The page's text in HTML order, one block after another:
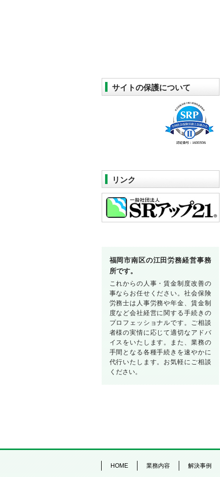
サイトの保護について
リンク
福岡市南区の江田労務経営事務
所です。
これからの人事・賃金制度改善の
事ならお任せください。社会保険
労務士は人事労務や年金、賃金制
度など会社経営に関する手続きの
プロフェッショナルです。ご相談
者様の実情に応じて適切なアドバ
イスをいたします。また、業務の
手間となる各種手続きを速やかに
代行いたします。お気軽にご相談
ください。
HOME 業務内容 解決事例